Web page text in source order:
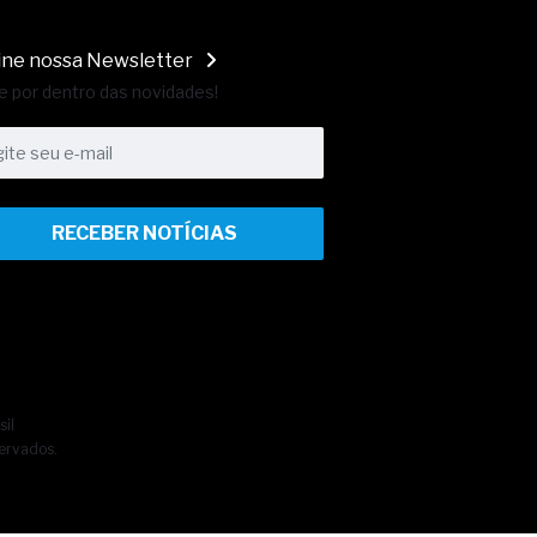
nossa Newsletter
por dentro das novidades!
RECEBER NOTÍCIAS